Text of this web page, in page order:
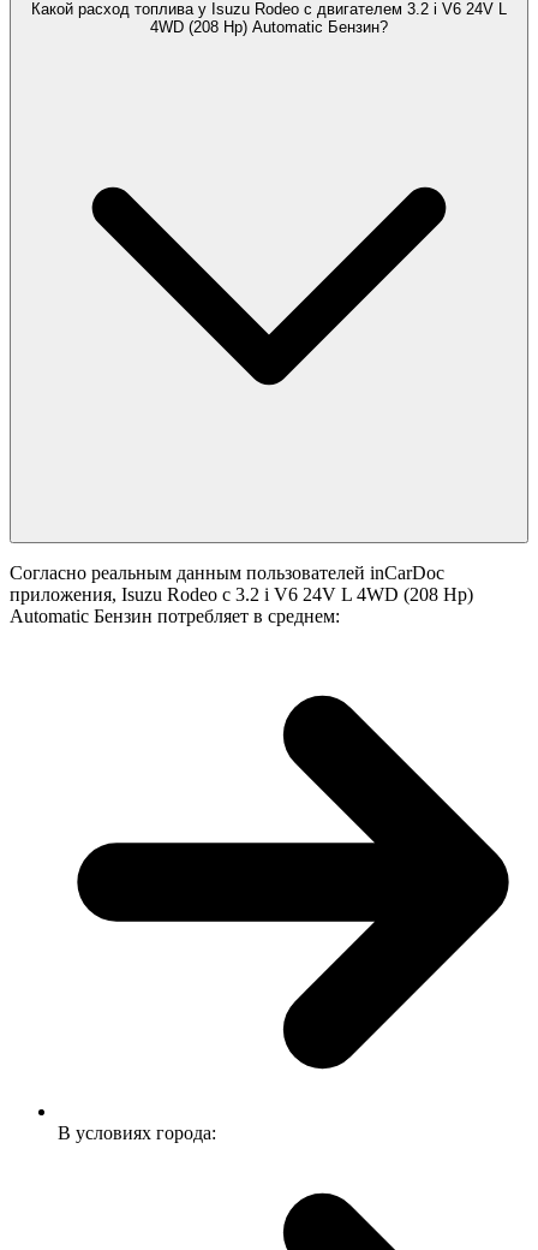
Какой расход топлива у Isuzu Rodeo с двигателем 3.2 i V6 24V L
4WD (208 Hp) Automatic Бензин?
Согласно реальным данным пользователей inCarDoc
приложения, Isuzu Rodeo с 3.2 i V6 24V L 4WD (208 Hp)
Automatic Бензин потребляет в среднем:
В условиях города: